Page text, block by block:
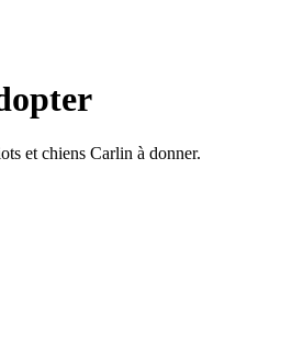
et chiens Carlin à donner.